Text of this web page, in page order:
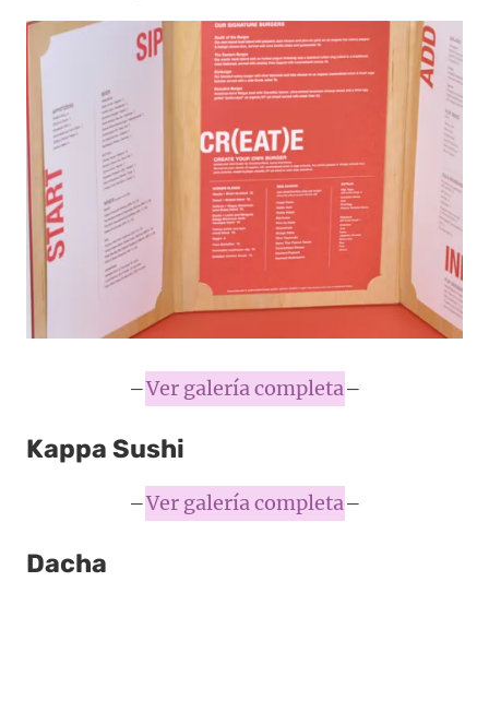
–Ver galería completa–
Kappa Sushi
–Ver galería completa–
Dacha